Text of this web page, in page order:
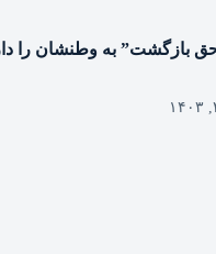
بازگشت” به وطنشان‌ را